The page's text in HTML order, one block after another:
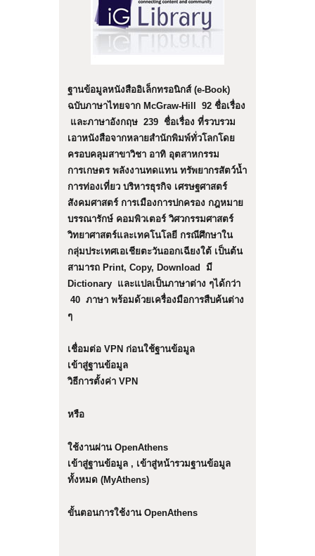
ฐานข้อมูลหนังสืออิเล็กทรอนิกส์ (e-Book)
ฉบับภาษาไทยจาก McGraw-Hill 92 ชื่อเรื่อง
และภาษาอังกฤษ 239 ชื่อเรื่อง ที่รวบรวม
เอาหนังสือจากหลายสำนักพิมพ์ทั่วโลกโดย
ครอบคลุมสาขาวิชา อาทิ อุตสาหกรรม
การเกษตร พลังงานทดแทน ทรัพยากรสัตว์น้ำ
การท่องเที่ยว บริหารธุรกิจ เศรษฐศาสตร์
สังคมศาสตร์ การเมืองการปกครอง กฎหมาย
บรรณารักษ์ คอมพิวเตอร์ วิศวกรรมศาสตร์
วิทยาศาสตร์และเทคโนโลยี กรณีศึกษาใน
กลุ่มประเทศเอเชียตะวันออกเฉียงใต้ เป็นต้น
สามารถ Print, Copy, Download มี
Dictionary และแปลเป็นภาษาต่าง ๆได้กว่า
40 ภาษา พร้อมด้วยเครื่องมือการสืบค้นต่าง
ๆ
เชื่อมต่อ VPN ก่อนใช้ฐานข้อมูล
เข้าสู่ฐานข้อมูล
วิธีการตั้งค่า VPN
หรือ
ใช้งานผ่าน OpenAthens
เข้าสู่ฐานข้อมูล , เข้าสู่หน้ารวมฐานข้อมูล
ทั้งหมด (MyAthens)
ขั้นตอนการใช้งาน OpenAthens